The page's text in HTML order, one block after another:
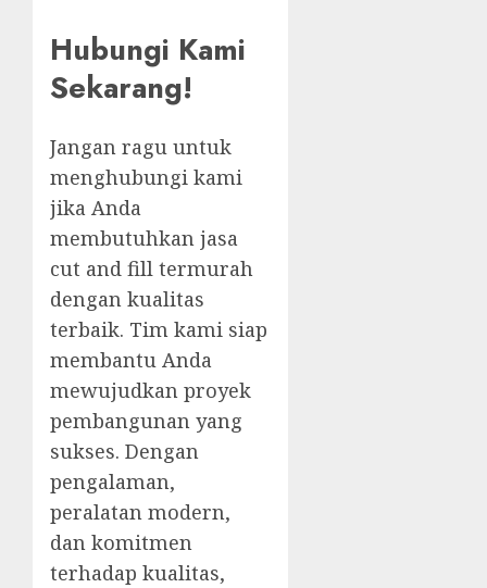
Hubungi Kami
Sekarang!
Jangan ragu untuk
menghubungi kami
jika Anda
membutuhkan jasa
cut and fill termurah
dengan kualitas
terbaik. Tim kami siap
membantu Anda
mewujudkan proyek
pembangunan yang
sukses. Dengan
pengalaman,
peralatan modern,
dan komitmen
terhadap kualitas,